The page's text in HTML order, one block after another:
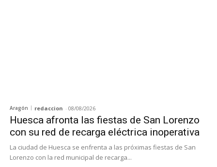
Aragón redaccion - 08/08/2026
Huesca afronta las fiestas de San Lorenzo
con su red de recarga eléctrica inoperativa
La ciudad de Huesca se enfrenta a las próximas fiestas de San
Lorenzo con la red municipal de recarga...